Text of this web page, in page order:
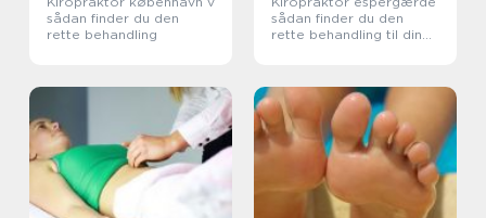
sådan finder du den
rette behandling
sådan finder du den
rette behandling til dine